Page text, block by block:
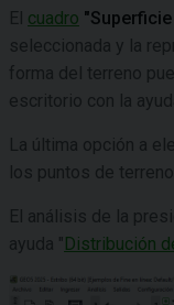
El cuadro
seleccionada y la
forma del terreno
escritorio con la
La última opción a
los puntos de
El análisis de la
ayuda "Distribución